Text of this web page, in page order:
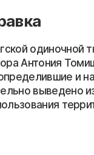
одиночной
Антония
и
выведено